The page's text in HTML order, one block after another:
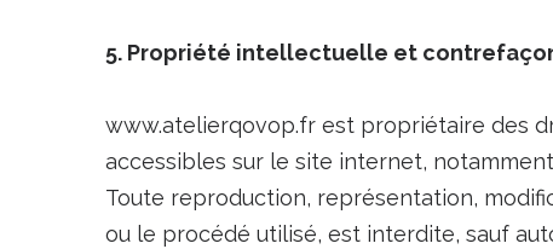
5. Propriété intellectuelle et
www.atelierqovop.fr est propriétaire des
accessibles sur le site internet,
Toute reproduction, représentation,
ou le procédé utilisé, est interdite, sauf